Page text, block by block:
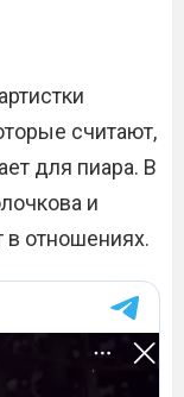
считают,
для пиара. В
и
в отношениях.